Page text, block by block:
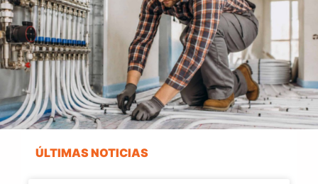
ÚLTIMAS NOTICIAS